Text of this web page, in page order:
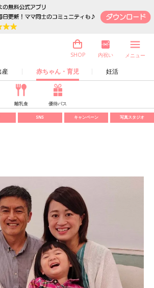
産 赤ちゃん・育児 妊活
SHOP 内祝い メニュー
離乳食 優待パス
SNS キャンペーン 写真スタジオ